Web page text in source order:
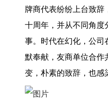
牌商代表纷纷上台致
十周年，并从不同角度
事。时代在幻化，公司
默奉献，友商单位合作
变，朴素的致辞，也感